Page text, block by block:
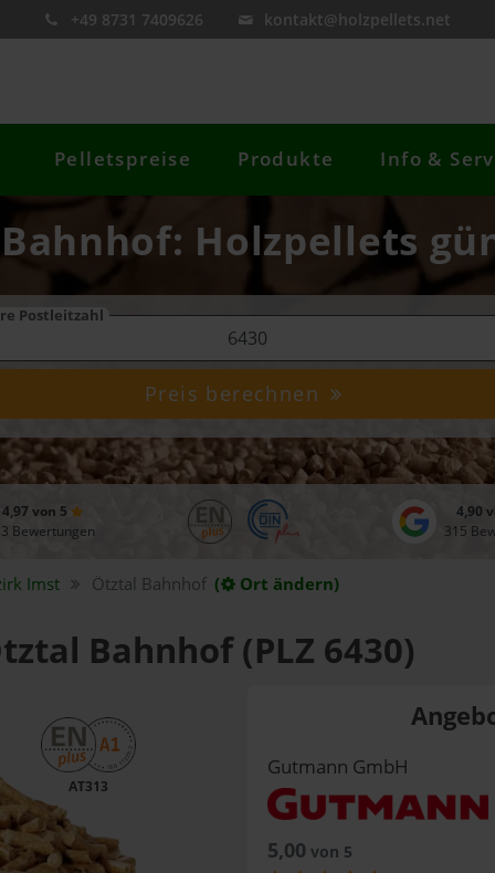
+49 8731 7409626 kontakt@holzpellets.net
Pelletspreise Produkte Info &
Holzpellets
Postleitzahl
Preis berechnen
4,97 von 5
Bewertungen
4,90
315
Imst Ötztal Bahnhof ( Ort ändern)
Bahnhof (PLZ 6430)
AT313
Gutmann GmbH
5,00 von 5